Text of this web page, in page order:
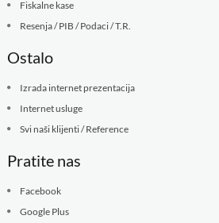
Fiskalne kase
Resenja / PIB / Podaci / T.R.
Ostalo
Izrada internet prezentacija
Internet usluge
Svi naši klijenti / Reference
Pratite nas
Facebook
Google Plus